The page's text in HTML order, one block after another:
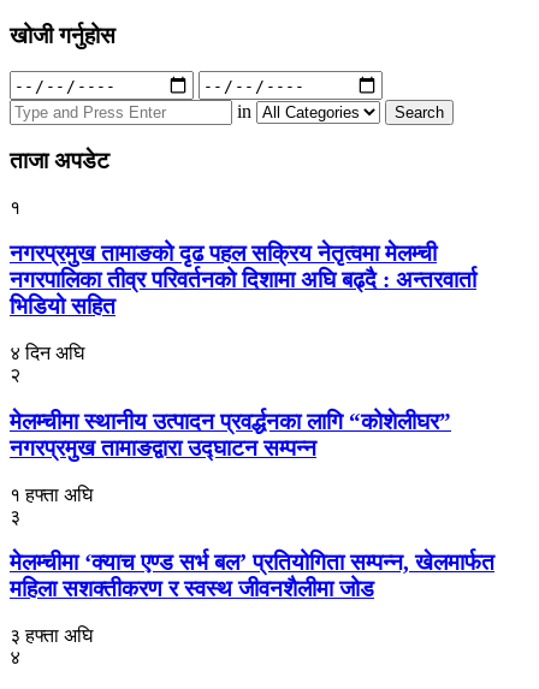
खोजी गर्नुहोस
Search
for:
in
ताजा अपडेट
१
नगरप्रमुख तामाङको दृढ पहल सक्रिय नेतृत्वमा मेलम्ची
नगरपालिका तीव्र परिवर्तनको दिशामा अघि बढ्दै : अन्तरवार्ता
भिडियो सहित
४ दिन अघि
२
मेलम्चीमा स्थानीय उत्पादन प्रवर्द्धनका लागि “कोशेलीघर”
नगरप्रमुख तामाङद्वारा उद्घाटन सम्पन्न
१ हफ्ता अघि
३
मेलम्चीमा ‘क्याच एण्ड सर्भ बल’ प्रतियोगिता सम्पन्न, खेलमार्फत
महिला सशक्तीकरण र स्वस्थ जीवनशैलीमा जोड
३ हफ्ता अघि
४